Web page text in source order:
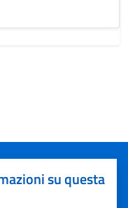
su questa